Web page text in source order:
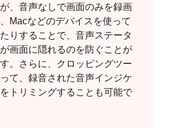
、音声なしで画面のみを録画
Macなどのデバイスを使って
りすることで、音声ステータ
画面に隠れるのを防ぐことが
。さらに、クロッピングツー
て、録音された音声インジケ
トリミングすることも可能で